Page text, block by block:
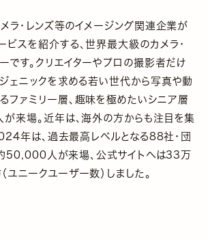
メラ・レンズ等のイメージング関連企業が
ビスを紹介する、世界最大級のカメラ・
です。クリエイターやプロの撮影者だけ
ジェニックを求める若い世代から写真や動
ファミリー層、趣味を極めたいシニア層
が来場。近年は、海外の方からも注目を集
年は、過去最高レベルとなる88社・団
50,000人が来場、公式サイトへは33万
ユニークユーザー数）しました。